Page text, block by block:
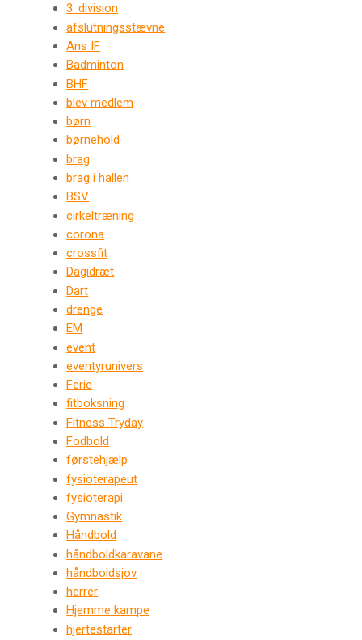
3. division
afslutningsstævne
Ans IF
Badminton
BHF
blev medlem
børn
børnehold
brag
brag i hallen
BSV
cirkeltræning
corona
crossfit
Dagidræt
Dart
drenge
EM
event
eventyrunivers
Ferie
fitboksning
Fitness Tryday
Fodbold
førstehjælp
fysioterapeut
fysioterapi
Gymnastik
Håndbold
håndboldkaravane
håndboldsjov
herrer
Hjemme kampe
hjertestarter